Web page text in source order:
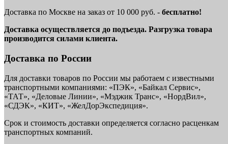
Доставка по Москве на заказ от 10 000 руб. - бесплатно!
Доставка осуществляется до подъезда. Разгрузка товара
производится силами клиента.
Доставка по России
Для доставки товаров по России мы работаем с известными
транспортными компаниями: «ПЭК», «Байкал Сервис»,
«ТАТ», «Деловые Линии», «Мэджик Транс», «НордВил»,
«СДЭК», «КИТ», «ЖелДорЭкспедиция».
Срок и стоимость доставки определяется согласно расценкам
транспортных компаний.